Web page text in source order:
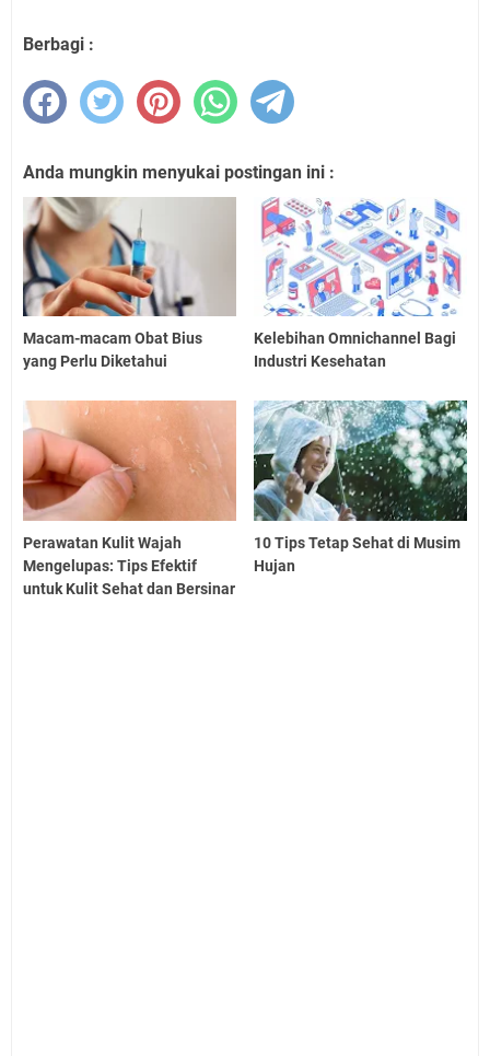
Berbagi :
Anda mungkin menyukai postingan ini :
Macam-macam Obat Bius
yang Perlu Diketahui
Kelebihan Omnichannel Bagi
Industri Kesehatan
Perawatan Kulit Wajah
Mengelupas: Tips Efektif
untuk Kulit Sehat dan Bersinar
10 Tips Tetap Sehat di Musim
Hujan